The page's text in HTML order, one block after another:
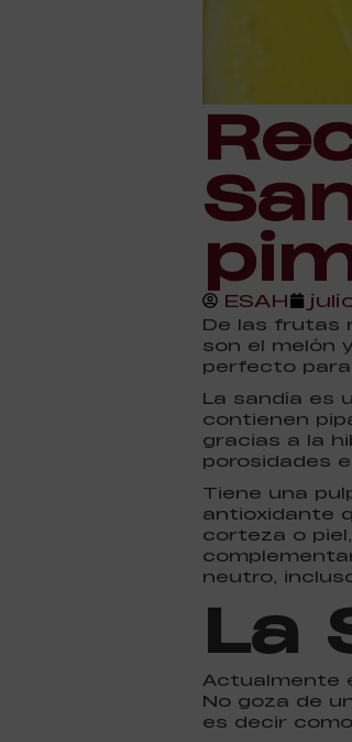
ESAH
De las frutas
son el melón
perfecto
La sandía es
contienen
gracias a la
porosidades
Tiene una
antioxidante
corteza o
neutro,
La
Actualmente
No goza de
es decir